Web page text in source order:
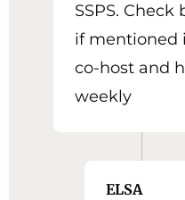
SSPS.
if mentioned
co-host and
weekly
ELSA